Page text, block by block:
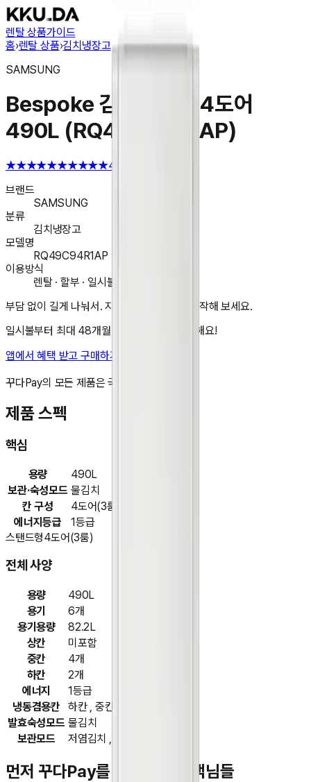
렌탈 상품가이드
홈›렌탈 상품›김치냉장고
SAMSUNG
Bespoke 김치플러스 4도어
490L (RQ49C94R1AP)
★★★★★★★★★★4.6
브랜드
SAMSUNG
분류
김치냉장고
모델명
RQ49C94R1AP
이용방식
렌탈 · 할부 · 일시불 구매
부담 없이 길게 나눠서. 지금 앱에서 렌탈을 시작해 보세요.
일시불부터 최대 48개월 무이자 할부도 가능해요!
앱에서 혜택 받고 구매하기
꾸다Pay의 모든 제품은 국내 정품입니다.
제품 스펙
핵심
용량
490L
보관·숙성모드 물김치
칸 구성
4도어(3룸)
에너지등급
1등급
스탠드형4도어(3룸)
전체 사양
용량
490L
용기
6개
용기용량
82.2L
상칸
미포함
중칸
4개
하칸
2개
에너지
1등급
냉동겸용칸
하칸 , 중칸
발효숙성모드 물김치
보관모드
저염김치 , 육류
먼저 꾸다Pay를 이용하신 고객님들